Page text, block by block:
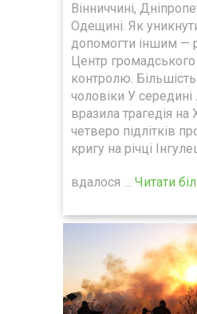
Вінниччині,
Одещині. Як
допомогти іншим —
Центр громадського
контролю.
чоловіки У
вразила трагедія на
четверо підлітків
кригу на річці
вдалося … Читати